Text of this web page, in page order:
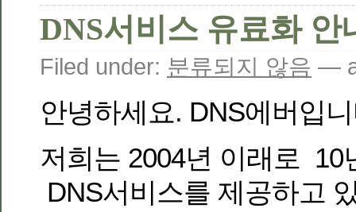
DNS서비스 유료화 안
Filed under: 분류되지 않음 —
안녕하세요. DNS에버입
저희는 2004년 이래로 10
DNS서비스를 제공하고